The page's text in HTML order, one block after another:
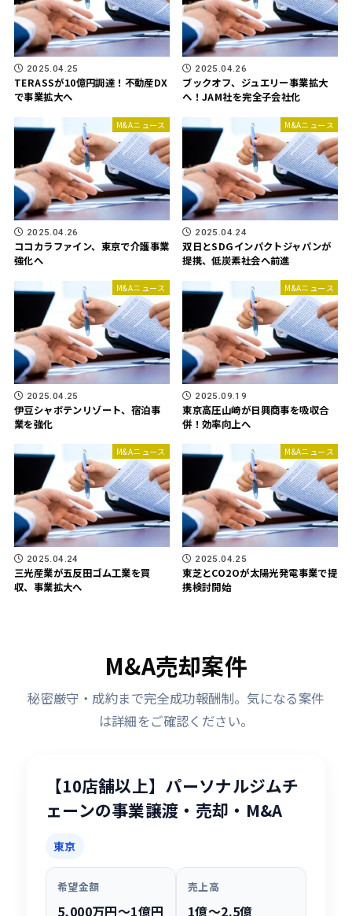
2025.04.25
TERASSが10億円調達！不動産DX
で事業拡大へ
2025.04.26
ブックオフ、ジュエリー事業拡大
へ！JAM社を完全子会社化
M&Aニュース
2025.04.26
ココカラファイン、東京で介護事業
強化へ
M&Aニュース
2025.04.24
双日とSDGインパクトジャパンが
提携、低炭素社会へ前進
M&Aニュース
2025.04.25
伊豆シャボテンリゾート、宿泊事
業を強化
M&Aニュース
2025.09.19
東京高圧山崎が日興商事を吸収合
併！効率向上へ
M&Aニュース
2025.04.24
三光産業が五反田ゴム工業を買
収、事業拡大へ
M&Aニュース
2025.04.25
東芝とCO2Oが太陽光発電事業で提
携検討開始
M&A売却案件
秘密厳守・成約まで完全成功報酬制。気になる案件
は詳細をご確認ください。
【10店舗以上】パーソナルジムチ
ェーンの事業譲渡・売却・M&A
東京
希望金額
5,000万円〜1億円
売上高
1億〜2.5億